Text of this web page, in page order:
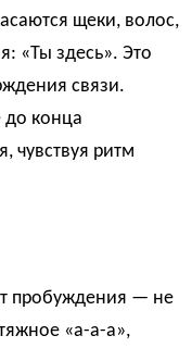
щеки, волос,
«Ты здесь». Это
связи.
до конца
чувствуя ритм
пробуждения — не
«а-а-а»,